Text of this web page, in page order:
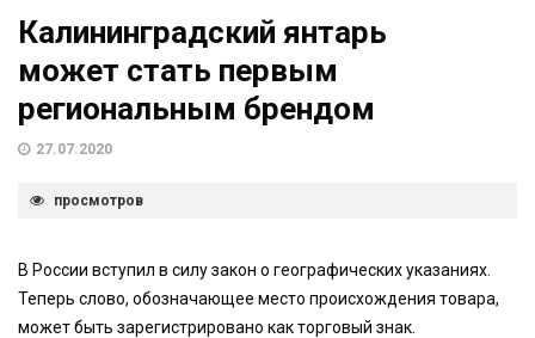
Калининградский янтарь
может стать первым
региональным брендом
27.07.2020
просмотров
В России вступил в силу закон о географических указаниях.
Теперь слово, обозначающее место происхождения товара,
может быть зарегистрировано как торговый знак.